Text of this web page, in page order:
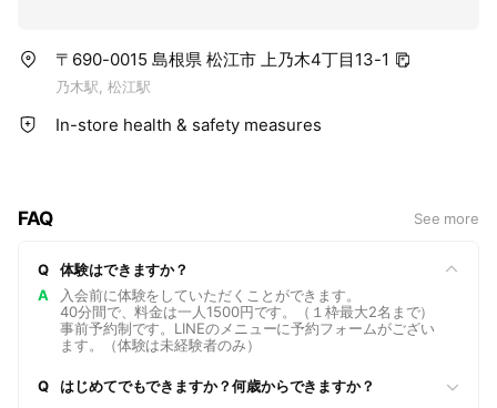
〒690-0015 島根県 松江市 上乃木4丁目13-1
乃木駅, 松江駅
In-store health & safety measures
FAQ See more
Q
体験はできますか？
A
入会前に体験をしていただくことができます。
40分間で、料金は一人1500円です。（１枠最大2名まで）
事前予約制です。LINEのメニューに予約フォームがござい
ます。（体験は未経験者のみ）
Q はじめてでもできますか？何歳からできますか？